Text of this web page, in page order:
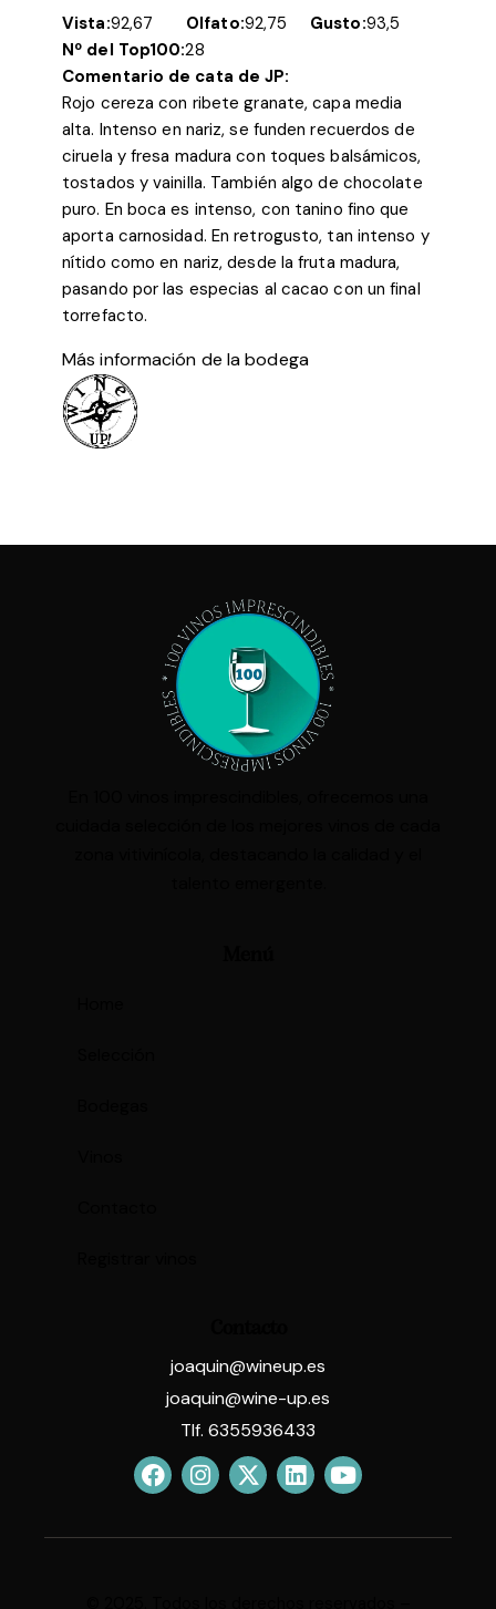
Vista:92,67 Olfato:92,75 Gusto:93,5
Nº del Top100:28
Comentario de cata de JP:
Rojo cereza con ribete granate, capa media
alta. Intenso en nariz, se funden recuerdos de
ciruela y fresa madura con toques balsámicos,
tostados y vainilla. También algo de chocolate
puro. En boca es intenso, con tanino fino que
aporta carnosidad. En retrogusto, tan intenso y
nítido como en nariz, desde la fruta madura,
pasando por las especias al cacao con un final
torrefacto.
Más información de la bodega
joaquin@wineup.es
joaquin@wine-up.es
Tlf. 6355936433